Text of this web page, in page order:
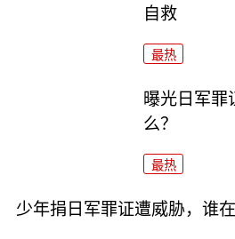
自救
最热
曝光日军罪
么？
最热
少年捐日军罪证遭威胁，谁在